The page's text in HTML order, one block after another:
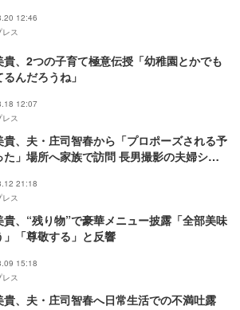
12:46
レス
貴、2つの子育て極意伝授「幼稚園とかでも
んだろうね」
12:07
レス
貴、夫・庄司智春から「プロポーズされる予
た」場所へ家族で訪問 長男撮影の夫婦ショ
21:18
レス
貴、“残り物”で豪華メニュー披露「全部美味
」「尊敬する」と反響
15:18
レス
貴、夫・庄司智春へ日常生活での不満吐露